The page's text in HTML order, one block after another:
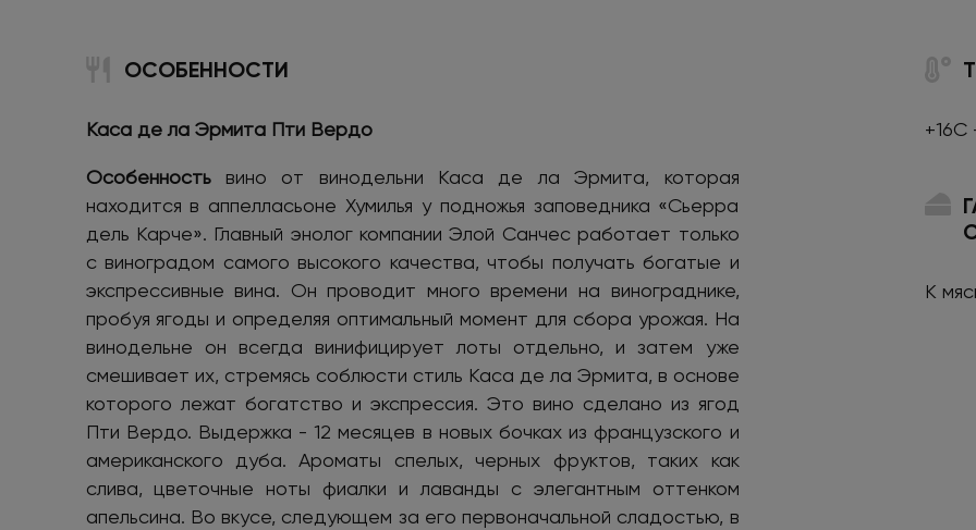
ОСОБЕННОСТИ
Каса де ла Эрмита Пти Вердо
Особенностьвино от винодельни Каса де ла Эрмита, которая
находится в аппелласьоне Хумилья у подножья заповедника «Сьерра
дель Карче». Главный энолог компании Элой Санчес работает только
с виноградом самого высокого качества, чтобы получать богатые и
экспрессивные вина. Он проводит много времени на винограднике,
пробуя ягоды и определяя оптимальный момент для сбора урожая. На
винодельне он всегда винифицирует лоты отдельно, и затем уже
смешивает их, стремясь соблюсти стиль Каса де ла Эрмита, в основе
которого лежат богатство и экспрессия. Это вино сделано из ягод
Пти Вердо. Выдержка - 12 месяцев в новых бочках из французского и
американского дуба. Ароматы спелых, черных фруктов, таких как
слива, цветочные ноты фиалки и лаванды с элегантным оттенком
апельсина. Во вкусе, следующем за его первоначальной сладостью, в
+16С
К